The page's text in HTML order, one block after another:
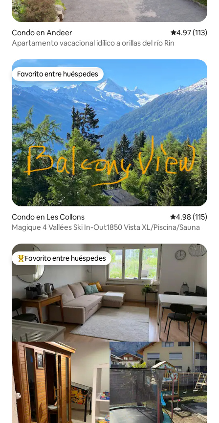
Condo en Andeer Calificación
4.97 (113)
Apartamento vacacional idílico a orillas del río Rin
Favorito entre huéspedes
Favorito entre huéspedes
Condo en Les Collons Calificación
4.98 (115)
Magique 4 Vallées Ski In-Out1850 Vista XL/Piscina/Sauna
Favorito entre huéspedes preferido
Favorito entre huéspedes